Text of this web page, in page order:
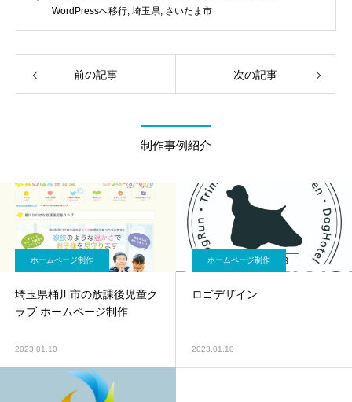
WordPressへ移行, 埼玉県, さいたま市
前の記事 次の記事
制作事例紹介
ホームページ制作
埼玉県桶川市の放課後児童ク
ラブ ホームページ制作
2023.01.10
ホームページ制作
ロゴデザイン
2023.01.10